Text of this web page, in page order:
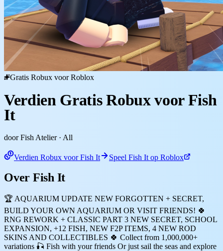
Gratis Robux voor Roblox
Verdien Gratis Robux voor Fish
It
door Fish Atelier· All
Verdien Robux voor Fish It Speel Fish It op Roblox
Over Fish It
🏆 AQUARIUM UPDATE NEW FORGOTTEN + SECRET,
BUILD YOUR OWN AQUARIUM OR VISIT FRIENDS! 🍀
RNG REWORK + CLASSIC PART 3 NEW SECRET, SCHOOL
EXPANSION, +12 FISH, NEW F2P ITEMS, 4 NEW ROD
SKINS AND COLLECTIBLES 🍀 Collect from 1,000,000+
variations 🎣 Fish with your friends Or just sail the seas and explore